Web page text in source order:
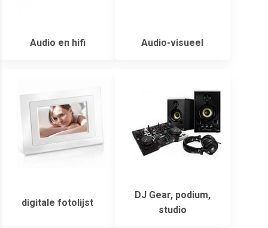
Audio en hifi Audio-visueel
digitale fotolijst
DJ Gear, podium,
studio